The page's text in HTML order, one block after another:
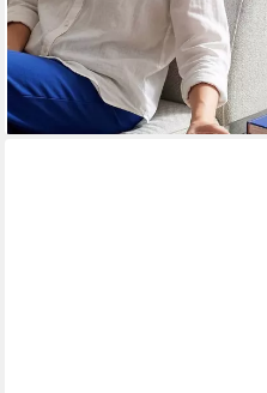
111,99 €
-20%
lieferbar - in 4-5 Werktagen bei dir